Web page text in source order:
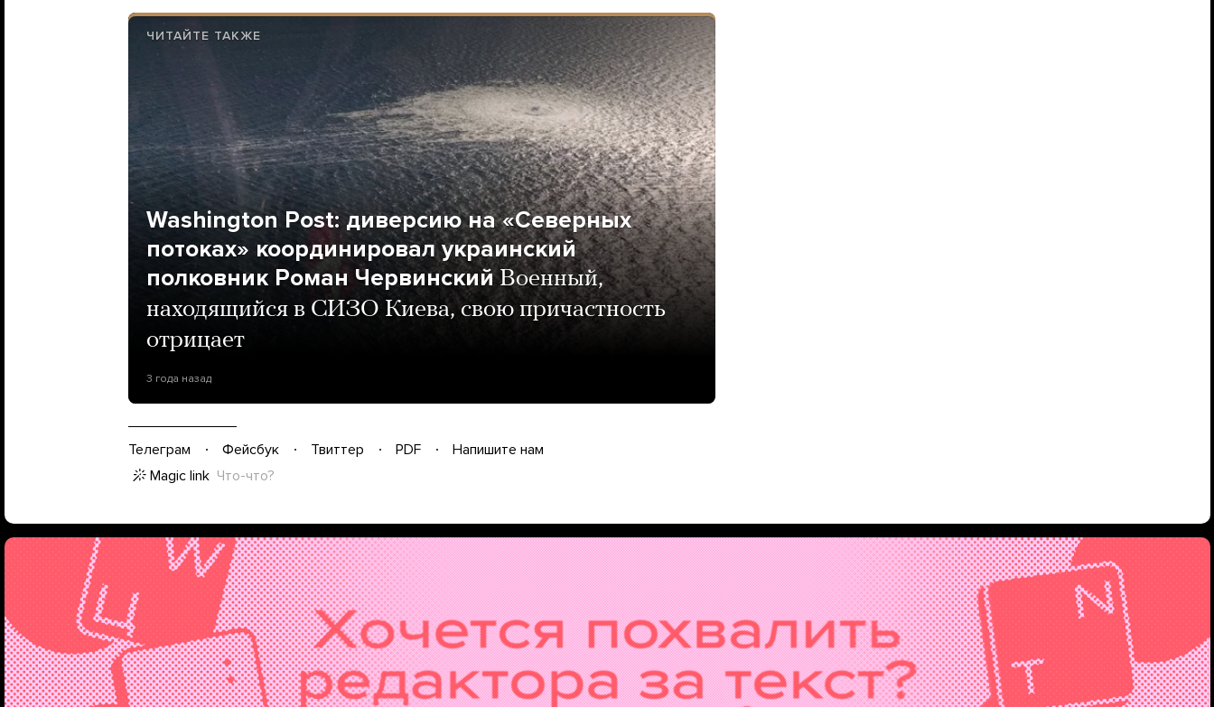
ЧИТАЙТЕ ТАКЖЕ
Washington Post: диверсию на «Северных
потоках» координировал украинский
полковник Роман Червинский Военный,
находящийся в СИЗО Киева, свою причастность
отрицает
3 года назад
Телеграм Фейсбук Твиттер PDF
Напишите нам
Magic link Что-что?